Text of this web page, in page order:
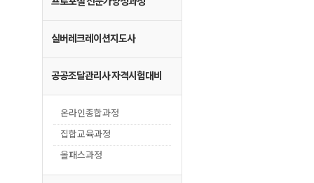
실버레크레이션지도사
공공조달관리사 자격시험대비
온라인종합과정
집합교육과정
올패스과정